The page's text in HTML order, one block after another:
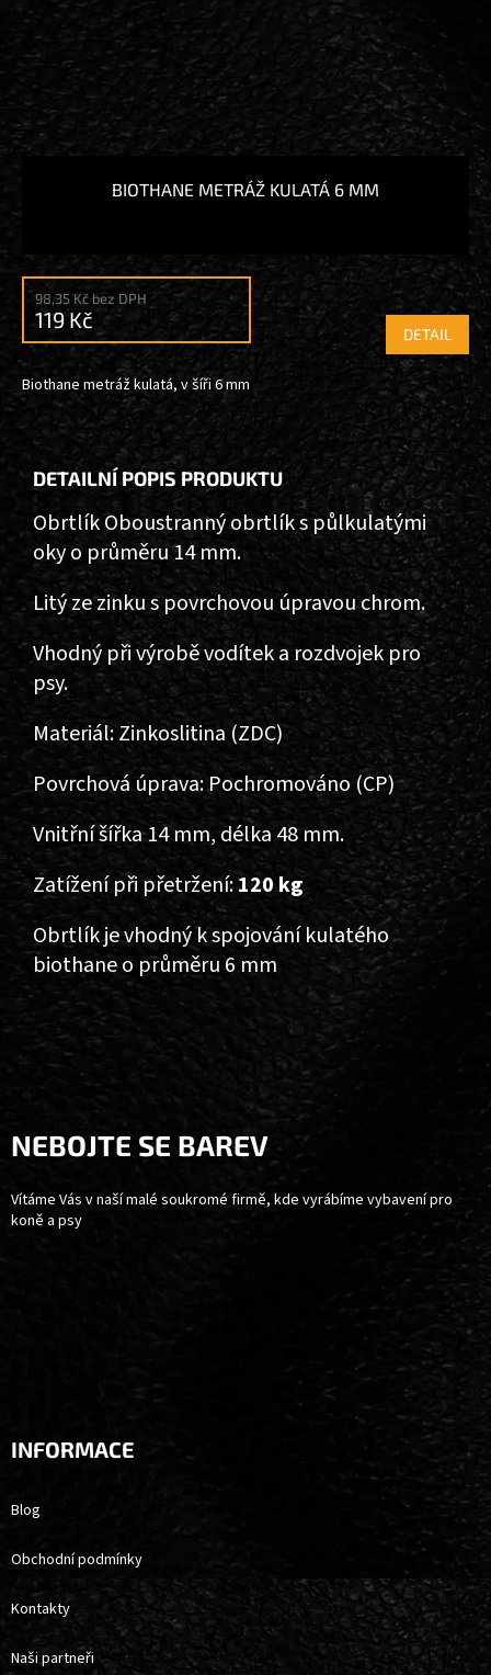
BIOTHANE METRÁŽ KULATÁ 6 MM
98,35 Kč bez DPH
119 Kč
DETAIL
Biothane metráž kulatá, v šíři 6 mm
DETAILNÍ POPIS PRODUKTU
Obrtlík Oboustranný obrtlík s půlkulatými
oky o průměru 14 mm.
Litý ze zinku s povrchovou úpravou chrom.
Vhodný při výrobě vodítek a rozdvojek pro
psy.
Materiál: Zinkoslitina (ZDC)
Povrchová úprava: Pochromováno (CP)
Vnitřní šířka 14 mm, délka 48 mm.
Zatížení při přetržení:120 kg
Obrtlík je vhodný k spojování kulatého
biothane o průměru 6 mm
ANEBOJTE SE BAREV
Vítáme Vás v naší malé soukromé firmě, kde vyrábíme vybavení pro
koně a psy
INFORMACE
Blog
Obchodní podmínky
Kontakty
Naši partneři